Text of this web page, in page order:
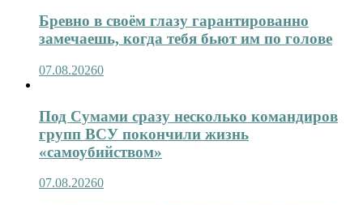
Бревно в своём глазу гарантированно
замечаешь, когда тебя бьют им по голове
07.08.20260
Под Сумами сразу несколько командиров
групп ВСУ покончили жизнь
«самоубийством»
07.08.20260